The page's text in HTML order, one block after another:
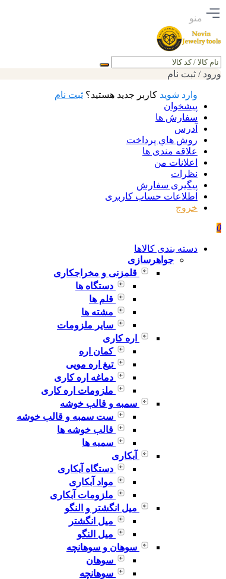
منو
جستجو
ورود / ثبت نام
وارد شوید کاربر جدید هستید؟ ثبت نام
پیشخوان
سفارش ها
آدرس
روش هاي پرداخت
علاقه مندی ها
اعلانات من
نظرات
پیگیری سفارش
اطلاعات حساب كاربری
خروج
0
دسته بندی کالاها
جواهرسازی
قلمزنی و مخراجکاری
دستگاه ها
قلم ها
مشته ها
سایر ملزومات
اره کاری
کمان اره
تیغ اره مویی
دماغه اره کاری
ملزومات اره کاری
سمبه و قالب خوشه
ست سمبه و قالب خوشه
قالب خوشه ها
سمبه ها
آبکاری
دستگاه آبکاری
مواد آبکاری
ملزومات آبکاری
میل انگشتر و النگو
میل انگشتر
میل النگو
سوهان و سوهانچه
سوهان
سوهانچه